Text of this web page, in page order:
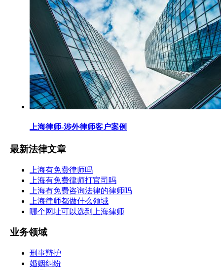
上海律师-涉外律师客户案例
最新法律文章
上海有免费律师吗
上海有免费律师打官司吗
上海有免费咨询法律的律师吗
上海律师都做什么领域
哪个网址可以选到上海律师
业务领域
刑事辩护
婚姻纠纷